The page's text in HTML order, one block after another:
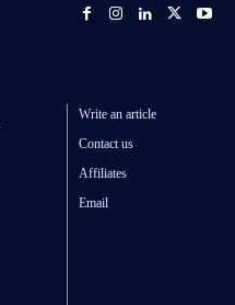
Write an article
Contact us
Affiliates
Email